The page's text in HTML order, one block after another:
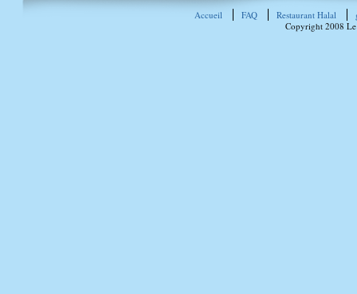
Accueil FAQ Restaurant Halal
Copyright 2008